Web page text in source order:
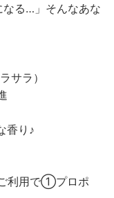
なる…」そんなあな
サラ）
香り♪
利用で①プロポ